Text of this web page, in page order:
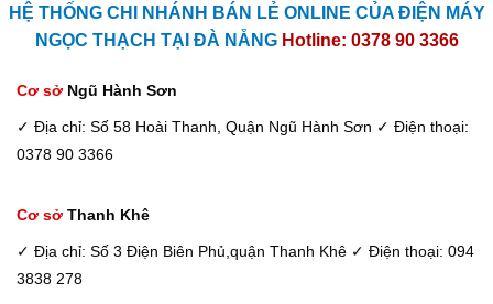
HỆ THỐNG CHI NHÁNH BÁN LẺ ONLINE CỦA ĐIỆN MÁY
NGỌC THẠCH TẠI ĐÀ NẴNG Hotline: 0378 90 3366
Cơ sở Ngũ Hành Sơn
✓ Địa chỉ: Số 58 Hoài Thanh, Quận Ngũ Hành Sơn ✓ Điện thoại:
0378 90 3366
Cơ sở Thanh Khê
✓ Địa chỉ: Số 3 Điện Biên Phủ,quận Thanh Khê ✓ Điện thoại: 094
3838 278